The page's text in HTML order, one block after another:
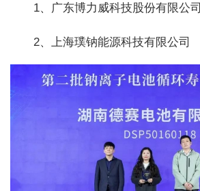
1、广东博力威科技股份有限公司
2、上海璞钠能源科技有限公司